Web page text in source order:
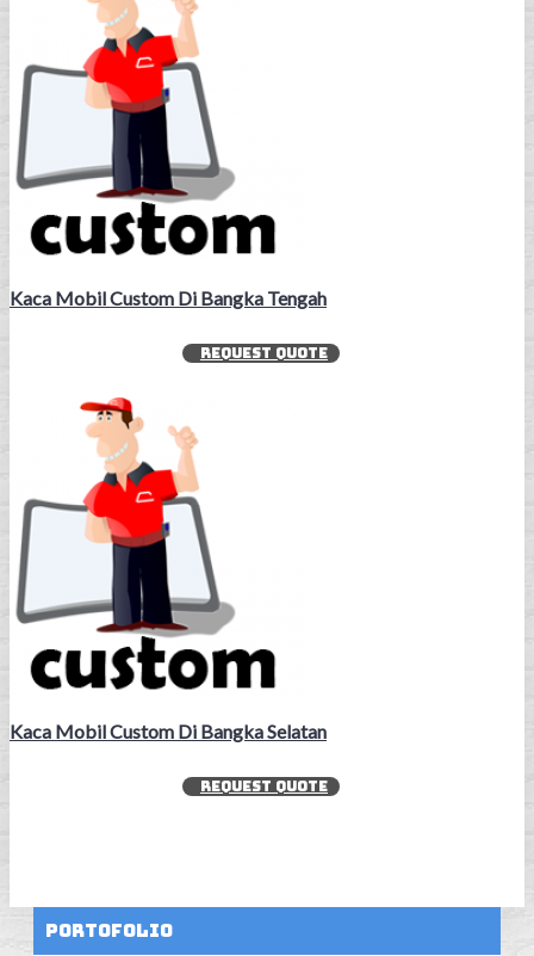
Kaca Mobil Custom Di Bangka Tengah
REQUEST QUOTE
Kaca Mobil Custom Di Bangka Selatan
REQUEST QUOTE
Portofolio